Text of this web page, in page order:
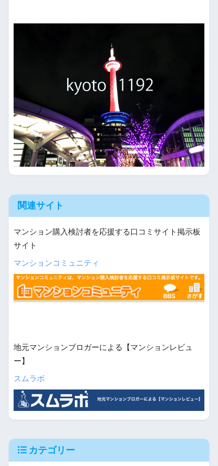
関連サイト
マンション購入検討者を応援する口コミサイト掲示板
サイト
マンションコミュニティ
地元マンションブロガーによる【マンションレビュ
ー】
スムラボ
カテゴリー